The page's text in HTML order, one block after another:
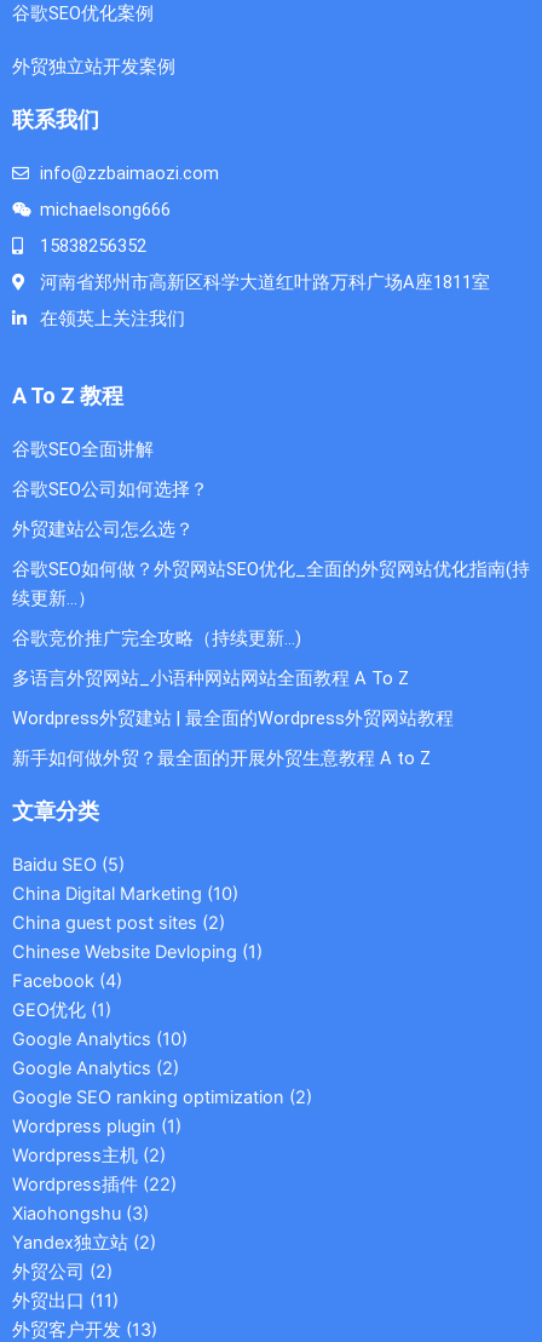
谷歌SEO优化案例
外贸独立站开发案例
联系我们
info@zzbaimaozi.com
michaelsong666
15838256352
河南省郑州市高新区科学大道红叶路万科广场A座1811室
在领英上关注我们
A To Z 教程
谷歌SEO全面讲解
谷歌SEO公司如何选择？
外贸建站公司怎么选？
谷歌SEO如何做？外贸网站SEO优化_全面的外贸网站优化指南(持
续更新...）
谷歌竞价推广完全攻略（持续更新…)
多语言外贸网站_小语种网站网站全面教程 A To Z
Wordpress外贸建站 | 最全面的Wordpress外贸网站教程
新手如何做外贸？最全面的开展外贸生意教程 A to Z
文章分类
Baidu SEO (5)
China Digital Marketing (10)
China guest post sites (2)
Chinese Website Devloping (1)
Facebook (4)
GEO优化 (1)
Google Analytics (10)
Google Analytics (2)
Google SEO ranking optimization (2)
Wordpress plugin (1)
Wordpress主机 (2)
Wordpress插件 (22)
Xiaohongshu (3)
Yandex独立站 (2)
外贸公司 (2)
外贸出口 (11)
外贸客户开发 (13)